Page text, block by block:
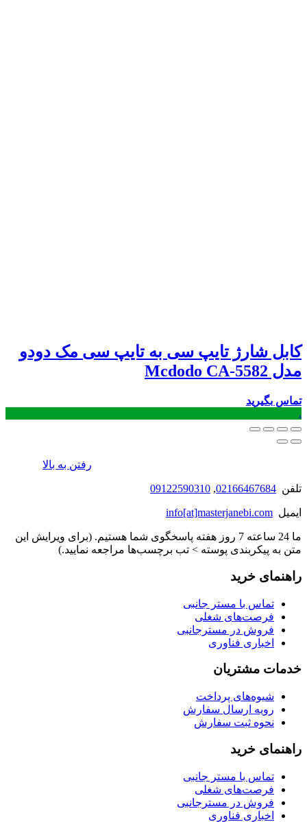
کابل شارژ تایپ سی به تایپ سی مک دودو
مدل Mcdodo CA-5582
تماس بگیرید
.
رفتن به بالا
تلفن 02166467684
,
09122590310
ایمیل info[at]masterjanebi.com
ما 24 ساعته 7 روز هفته پاسخگوی شما هستیم. (برای ویرایش این
متن به پیکربندی پوسته > تب برچسب‌ها مراجعه نمایید.)
راهنمای خرید
تماس با مستر جانبی
فرصت‌های شغلی
فروش در مسترجانبی
اخباری فناوری
خدمات مشتریان
شیوه‌های پرداخت
رویه ارسال سفارش
نحوه ثبت سفارش
راهنمای خرید
تماس با مستر جانبی
فرصت‌های شغلی
فروش در مسترجانبی
اخباری فناوری